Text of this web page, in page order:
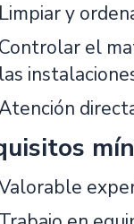
Limpiar y
Controlar el
las